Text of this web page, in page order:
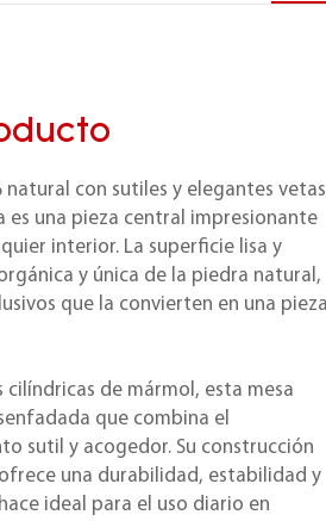
con sutiles y elegantes vetas
es una pieza central impresionante
interior. La superficie lisa y
y única de la piedra natural,
que la convierten en una pieza
de mármol, esta mesa
que combina el
sutil y acogedor. Su construcción
una durabilidad, estabilidad y
ideal para el uso diario en